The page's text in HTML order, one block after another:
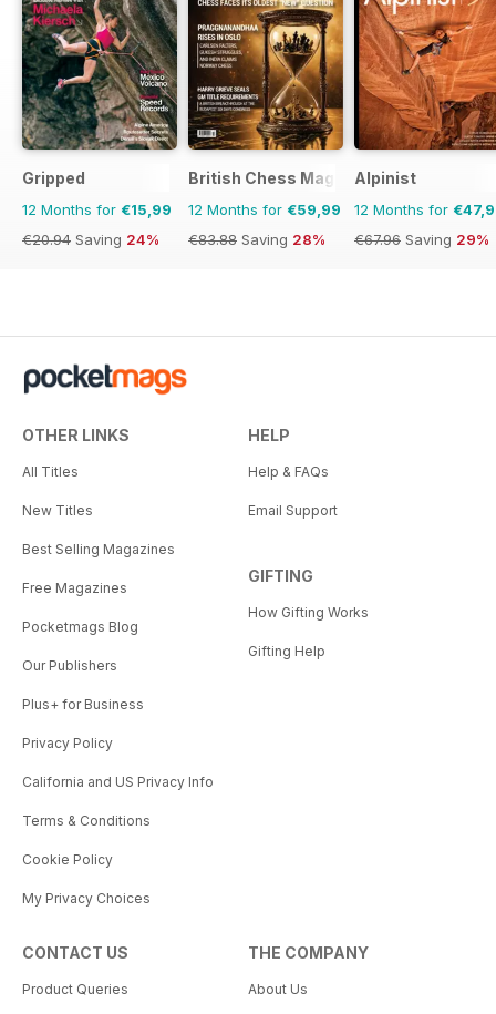
Gripped
12 Months for €15,99
€20.94 Saving 24%
British Chess Magazine
12 Months for €59,99
€83.88 Saving 28%
Alpinist
12 Months for
€67.96 Saving 29%
OTHER LINKS
All Titles
New Titles
Best Selling Magazines
Free Magazines
Pocketmags Blog
Our Publishers
Plus+ for Business
Privacy Policy
California and US Privacy Info
Terms & Conditions
Cookie Policy
My Privacy Choices
HELP
Help & FAQs
Email Support
GIFTING
How Gifting Works
Gifting Help
CONTACT US
Product Queries
THE COMPANY
About Us